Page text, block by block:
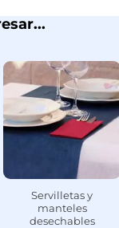
Servilletas y
manteles
desechables